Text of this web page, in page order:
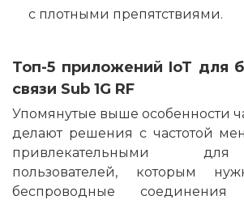
с плотными препятствиями.
Топ-5 приложений IoT для
связи Sub 1G RF
Упомянутые выше особенности
делают решения с частотой
привлекательными
пользователей, которым
беспроводные